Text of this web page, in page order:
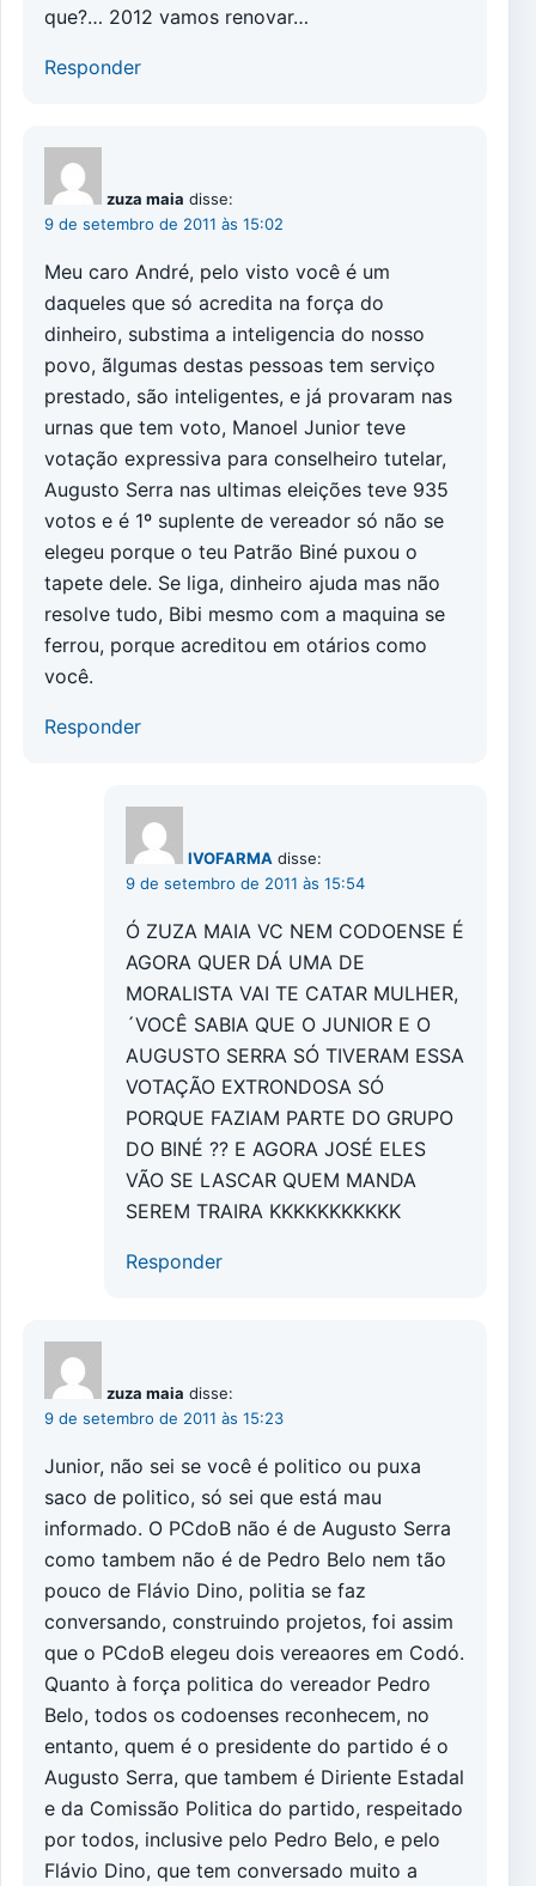
que?… 2012 vamos renovar…
Responder
zuza maia disse:
9 de setembro de 2011 às 15:02
Meu caro André, pelo visto você é um
daqueles que só acredita na força do
dinheiro, substima a inteligencia do nosso
povo, ãlgumas destas pessoas tem serviço
prestado, são inteligentes, e já provaram nas
urnas que tem voto, Manoel Junior teve
votação expressiva para conselheiro tutelar,
Augusto Serra nas ultimas eleições teve 935
votos e é 1º suplente de vereador só não se
elegeu porque o teu Patrão Biné puxou o
tapete dele. Se liga, dinheiro ajuda mas não
resolve tudo, Bibi mesmo com a maquina se
ferrou, porque acreditou em otários como
você.
Responder
IVOFARMA disse:
9 de setembro de 2011 às 15:54
Ó ZUZA MAIA VC NEM CODOENSE É
AGORA QUER DÁ UMA DE
MORALISTA VAI TE CATAR MULHER,
´VOCÊ SABIA QUE O JUNIOR E O
AUGUSTO SERRA SÓ TIVERAM ESSA
VOTAÇÃO EXTRONDOSA SÓ
PORQUE FAZIAM PARTE DO GRUPO
DO BINÉ ?? E AGORA JOSÉ ELES
VÃO SE LASCAR QUEM MANDA
SEREM TRAIRA KKKKKKKKKKK
Responder
zuza maia disse:
9 de setembro de 2011 às 15:23
Junior, não sei se você é politico ou puxa
saco de politico, só sei que está mau
informado. O PCdoB não é de Augusto Serra
como tambem não é de Pedro Belo nem tão
pouco de Flávio Dino, politia se faz
conversando, construindo projetos, foi assim
que o PCdoB elegeu dois vereaores em Codó.
Quanto à força politica do vereador Pedro
Belo, todos os codoenses reconhecem, no
entanto, quem é o presidente do partido é o
Augusto Serra, que tambem é Diriente Estadal
e da Comissão Politica do partido, respeitado
por todos, inclusive pelo Pedro Belo, e pelo
Flávio Dino, que tem conversado muito a